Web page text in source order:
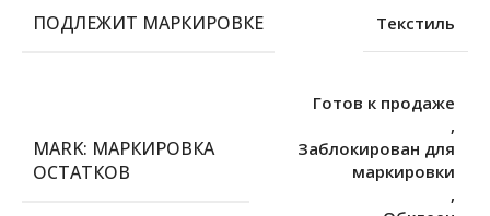
ПОДЛЕЖИТ МАРКИРОВКЕ Текстиль
MARK: МАРКИРОВКА
ОСТАТКОВ
Готов к продаже
,
Заблокирован для
маркировки
,